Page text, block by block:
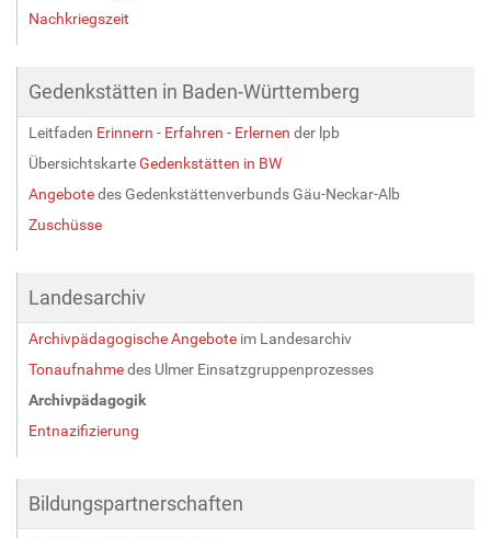
Nachkriegszeit
Gedenkstätten in Baden-Württemberg
Leitfaden Erinnern - Erfahren - Erlernen der lpb
ÜbersichtskarteGedenkstätten in BW
Angebotedes Gedenkstättenverbunds Gäu-Neckar-Alb
Zuschüsse
Landesarchiv
Archivpädagogische Angebote im Landesarchiv
Tonaufnahmedes Ulmer Einsatzgruppenprozesses
Archivpädagogik
Entnazifizierung
Bildungspartnerschaften